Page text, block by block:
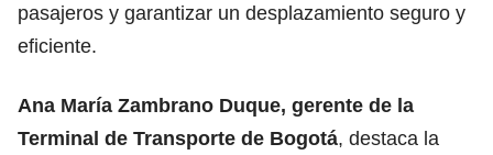
pasajeros y garantizar un desplazamiento seguro y
eficiente.
Ana María Zambrano Duque, gerente de la
Terminal de Transporte de Bogotá, destaca la